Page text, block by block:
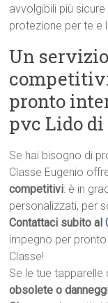
avvolgibili più
protezione per te e
Un
pronto
pvc Lido di
Se hai bisogno di
Classe Eugenio
competitivi: è in
personalizzati, per
Contattaci subito al
impegno per
Classe!
Se le tue
obsolete o